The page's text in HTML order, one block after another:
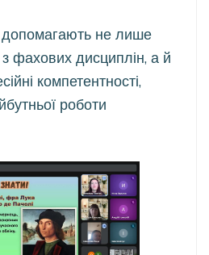
допомагають не лише
з фахових дисциплін, а й
компетентності,
роботи